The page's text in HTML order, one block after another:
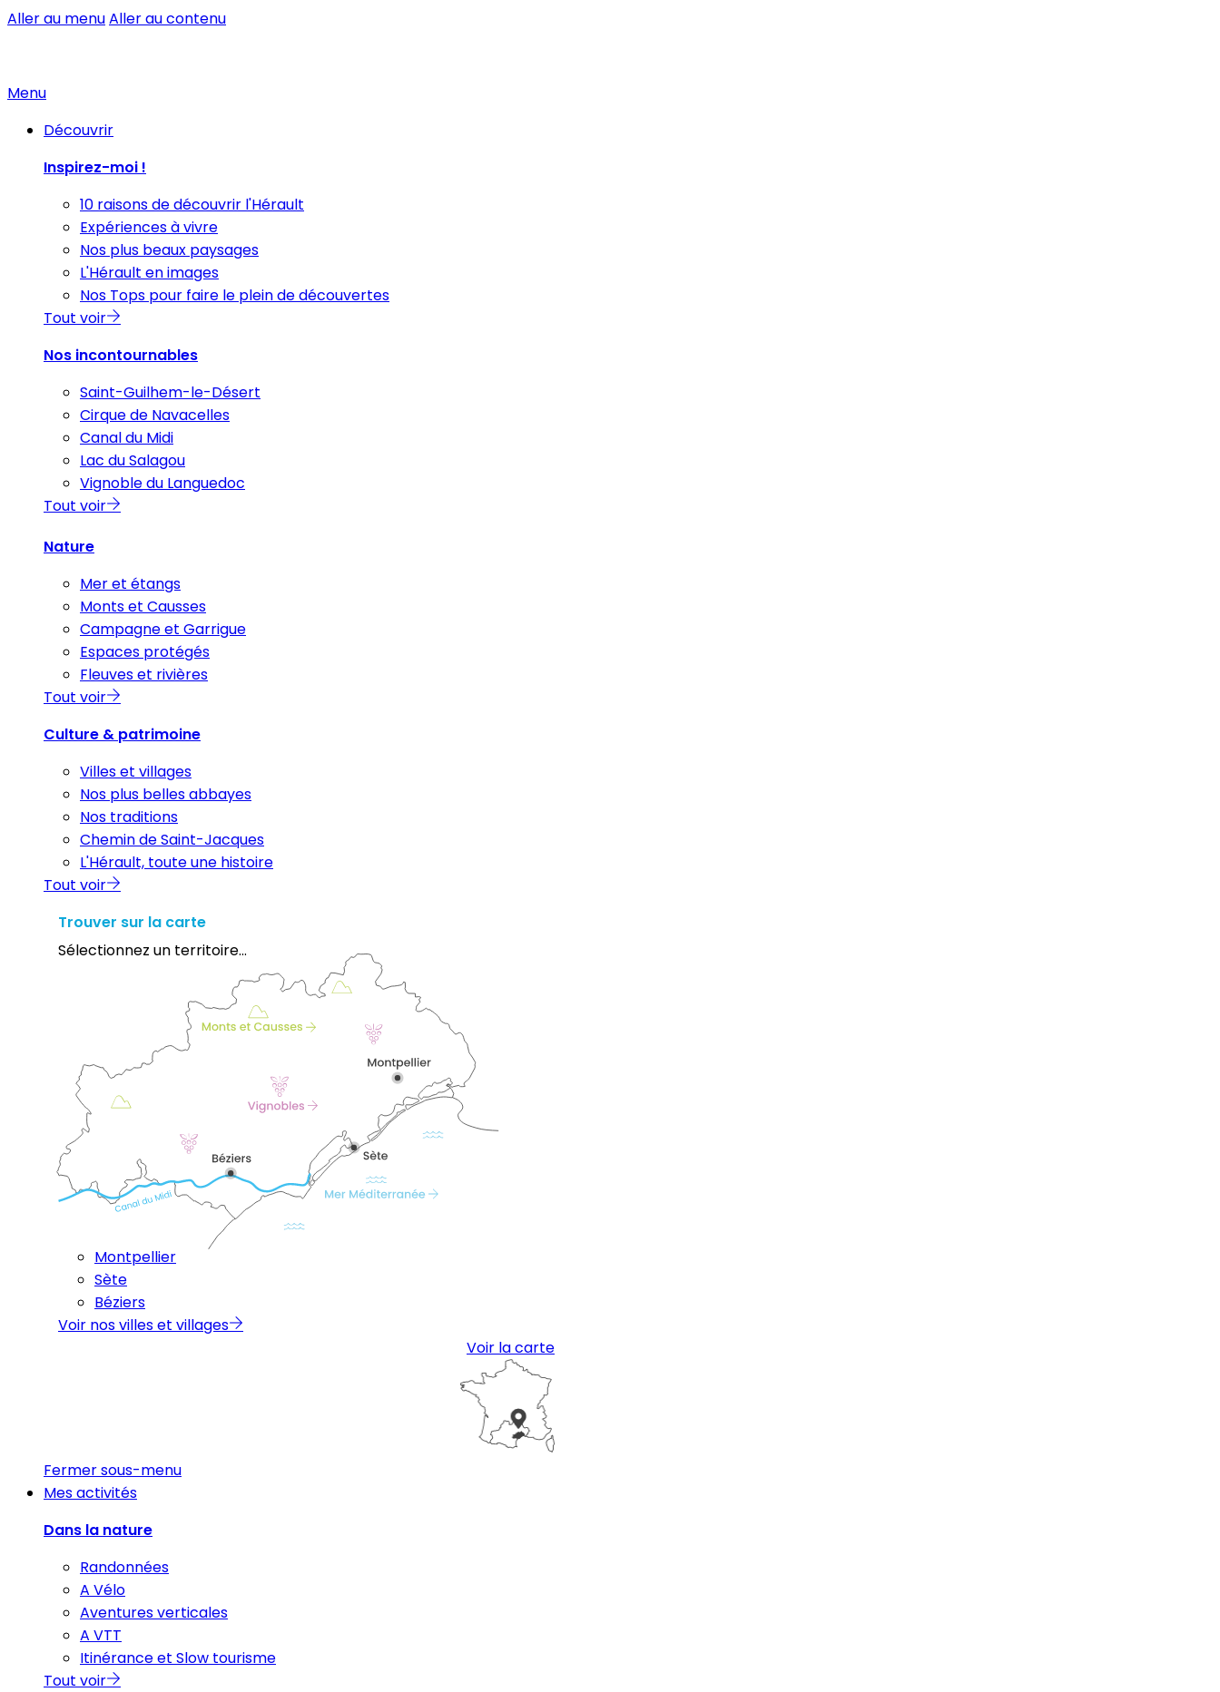
Aller au menuAller au contenu
Menu
Découvrir
Inspirez-moi !
10 raisons de découvrir l'Hérault
Expériences à vivre
Nos plus beaux paysages
L'Hérault en images
Nos Tops pour faire le plein de découvertes
Tout voir
Nos incontournables
Saint-Guilhem-le-Désert
Cirque de Navacelles
Canal du Midi
Lac du Salagou
Vignoble du Languedoc
Tout voir
Nature
Mer et étangs
Monts et Causses
Campagne et Garrigue
Espaces protégés
Fleuves et rivières
Tout voir
Culture & patrimoine
Villes et villages
Nos plus belles abbayes
Nos traditions
Chemin de Saint-Jacques
L'Hérault, toute une histoire
Tout voir
Trouver sur la carte
Sélectionnez un territoire...
Montpellier
Sète
Béziers
Voir nos villes et villages
Voir la carte
Fermer sous-menu
Mes activités
Dans la nature
Randonnées
A Vélo
Aventures verticales
A VTT
Itinérance et Slow tourisme
Tout voir